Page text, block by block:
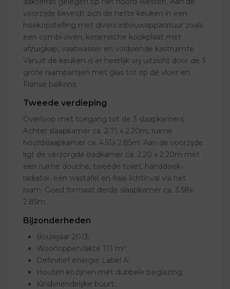
voorzijde bevindt zich de nette keuken in een
hoekopstelling met divers inbouwapparatuur zoals
een combi-oven, keramische kookplaat met
afzuigkap, vaatwasser en voldoende kastruimte.
Vanuit de keuken is er heerlijk vrij uitzicht door de 3
grote raampartijen met glas tot op de vloer en
Franse balkons.
Tweede verdieping
Overloop met toegang tot de 3 slaapkamers.
Achter slaapkamer ca. 2.71 x 2.20m, ruime
hoofdslaapkamer ca. 4.51x 2.85m. Aan de voorzijde
ligt de verzorgde badkamer ca. 2.20 x 2.20m met
een ruime douche, tweede toilet, handdoek-
radiator, een wastafel en fraai lichtinval via het
raam. Goed formaat derde slaapkamer ca. 3.58x
2.85m.
Bijzonderheden
Bouwjaar 2013;
Woonoppervlakte 113 m²;
Definitief energie Label A;
Houten kozijnen met dubbele beglazing;
Kindvriendelijke buurt;